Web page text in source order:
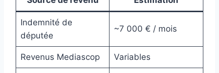
Indemnité de
députée
~7 000 € / mois
Revenus Mediascop Variables